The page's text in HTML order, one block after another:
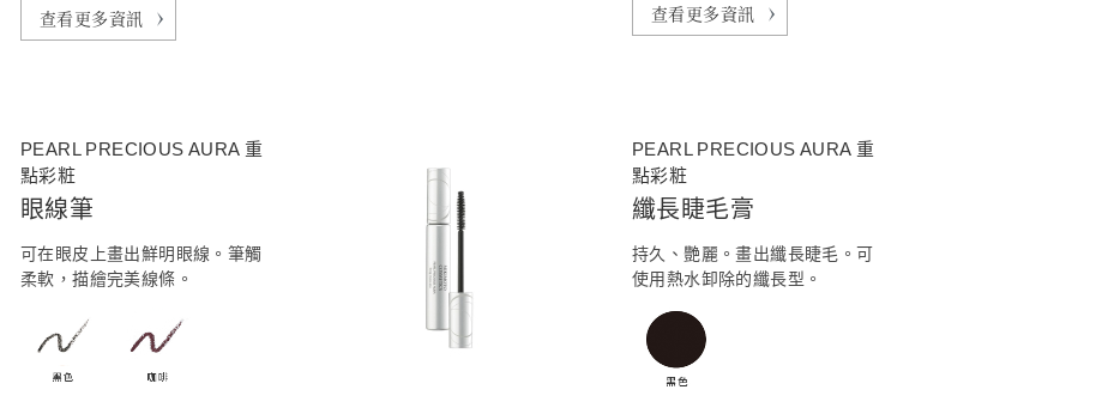
查看更多資訊 查看更多資訊
PEARL PRECIOUS AURA 重
點彩粧
眼線筆
可在眼皮上畫出鮮明眼線。筆觸
柔軟，描繪完美線條。
PEARL PRECIOUS AURA 重
點彩粧
纖長睫毛膏
持久、艷麗。畫出纖長睫毛。可
使用熱水卸除的纖長型。